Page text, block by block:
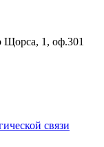
Щорса, 1, оф.301
связи